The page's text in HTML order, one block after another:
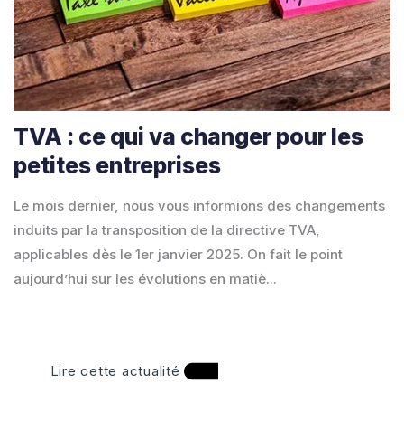
TVA : ce qui va changer pour les
petites entreprises
Le mois dernier, nous vous informions des changements
induits par la transposition de la directive TVA,
applicables dès le 1er janvier 2025. On fait le point
aujourd’hui sur les évolutions en matiè...
Lire cette actualité